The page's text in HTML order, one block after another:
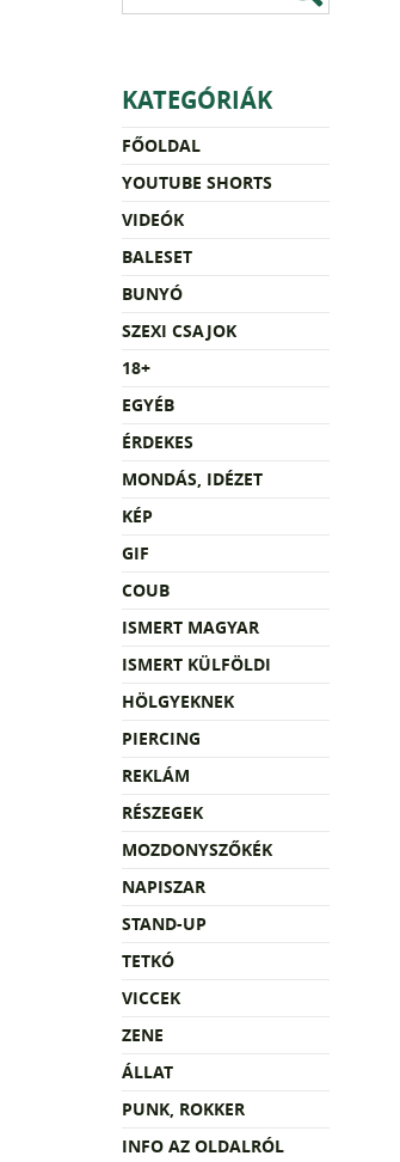
KATEGÓRIÁK
FŐOLDAL
YOUTUBE SHORTS
VIDEÓK
BALESET
BUNYÓ
SZEXI CSAJOK
18+
EGYÉB
ÉRDEKES
MONDÁS, IDÉZET
KÉP
GIF
COUB
ISMERT MAGYAR
ISMERT KÜLFÖLDI
HÖLGYEKNEK
PIERCING
REKLÁM
RÉSZEGEK
MOZDONYSZŐKÉK
NAPISZAR
STAND-UP
TETKÓ
VICCEK
ZENE
ÁLLAT
PUNK, ROKKER
INFO AZ OLDALRÓL